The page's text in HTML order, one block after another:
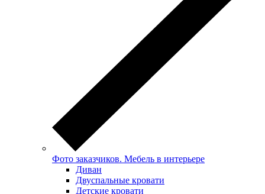
Фото заказчиков. Мебель в интерьере
Диван
Двуспальные кровати
Детские кровати